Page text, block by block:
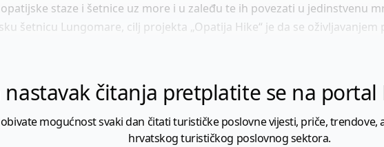
staze i šetnice uz more i u zaleđu te ih povezati u jedinstvenu
šetnicu Lungomare, cilj projekta „Opatija Hike“ je da se oživljavanjem
nastavak čitanja pretplatite se na
mogućnost svaki dan čitati turističke poslovne vijesti, priče, trendove,
hrvatskog turističkog poslovnog sektora.